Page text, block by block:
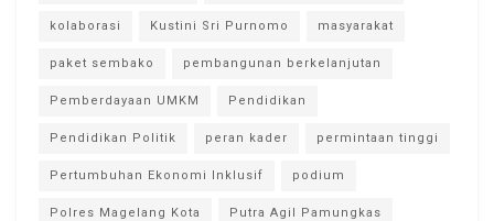
kolaborasi Kustini Sri Purnomo masyarakat
paket sembako pembangunan berkelanjutan
Pemberdayaan UMKM Pendidikan
Pendidikan Politik peran kader permintaan tinggi
Pertumbuhan Ekonomi Inklusif podium
Polres Magelang Kota Putra Agil Pamungkas